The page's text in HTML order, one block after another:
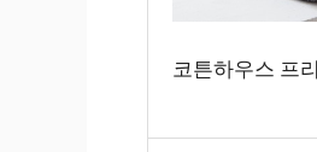
코튼하우스 프